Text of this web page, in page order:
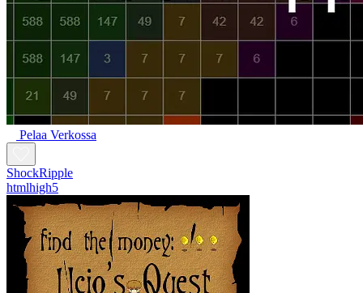
Pelaa Verkossa
ShockRipple
htmlhigh5